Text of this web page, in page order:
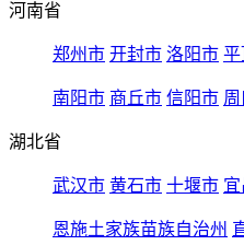
河南省
郑州市 开封市 洛阳市 平
南阳市 商丘市 信阳市
湖北省
武汉市 黄石市 十堰市
恩施土家族苗族自治州